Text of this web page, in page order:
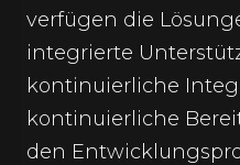
verfügen die
integrierte
kontinuierliche
kontinuierliche
den